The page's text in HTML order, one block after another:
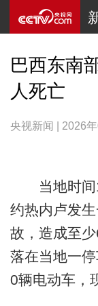
巴西东南
人死亡
央视新闻 | 2026
当地时间
约热内卢发
故，造成至
落在当地一
0辆电动车，